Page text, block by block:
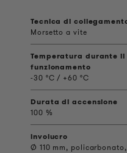
Tecnica di
Morsetto a vite
Temperatura durante il
funzionamento
-30 °C / +60 °C
Durata di accensione
100 %
involucro
Ø 110 mm,